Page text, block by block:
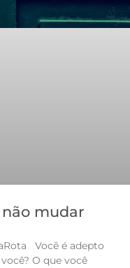
mudar
Você é adepto
O que você